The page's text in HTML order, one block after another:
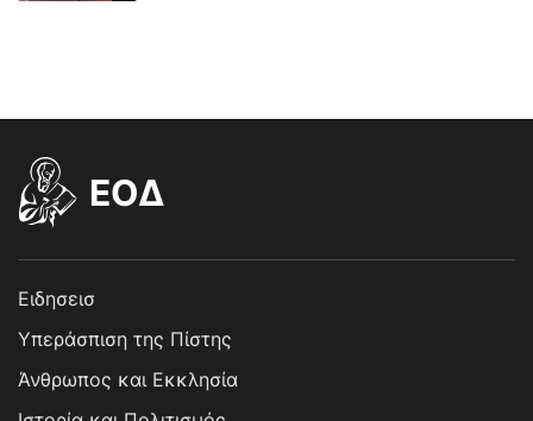
EOΔ
Ειδησεισ
Υπεράσπιση της Πίστης
Άνθρωπος και Εκκλησία